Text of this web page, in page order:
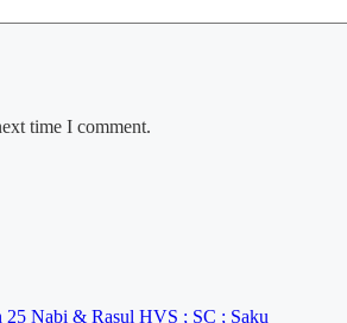
time I comment.